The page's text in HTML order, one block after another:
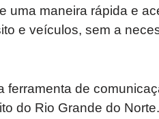
uma maneira rápida e
e veículos, sem a
ferramenta de
do Rio Grande do